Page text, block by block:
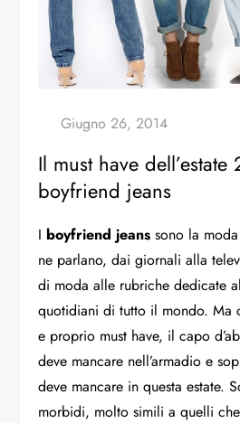
Il must have dell’estate
boyfriend jeans
I boyfriend jeans sono la
ne parlano, dai giornali alla
di moda alle rubriche dedicate
quotidiani di tutto il mondo. Ma
e proprio must have, il capo
deve mancare nell’armadio e
deve mancare in questa estate.
morbidi, molto simili a quelli